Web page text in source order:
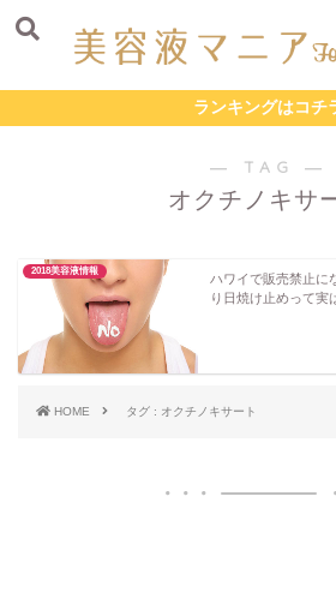
ランキングはコチ
― TAG ―
オクチノキサ
2018美容液情報
ハワイで販売禁止に
り日焼け止めって実
HOME タグ : オクチノキサート